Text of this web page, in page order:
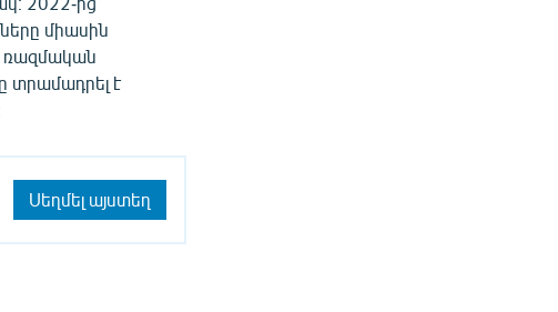
միասին
ռազմական
տրամադրել է
Սեղմել այստեղ